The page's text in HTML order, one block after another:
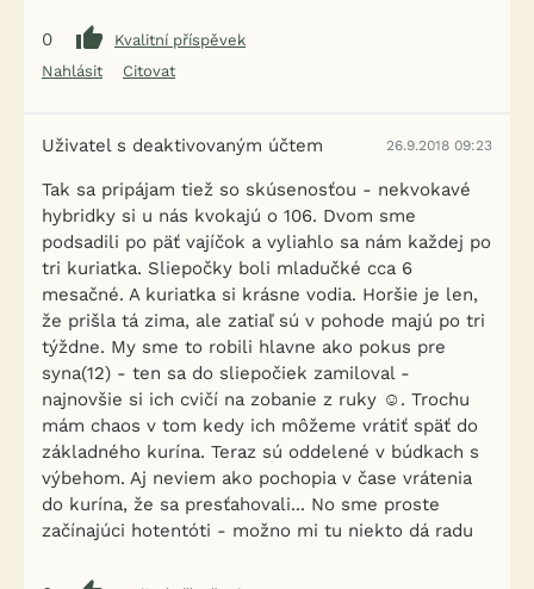
0
Kvalitní příspěvek
Nahlásit
Citovat
Uživatel s deaktivovaným účtem 26.9.2018 09:23
Tak sa pripájam tiež so skúsenosťou - nekvokavé
hybridky si u nás kvokajú o 106. Dvom sme
podsadili po päť vajíčok a vyliahlo sa nám každej po
tri kuriatka. Sliepočky boli mladučké cca 6
mesačné. A kuriatka si krásne vodia. Horšie je len,
že prišla tá zima, ale zatiaľ sú v pohode majú po tri
týždne. My sme to robili hlavne ako pokus pre
syna(12) - ten sa do sliepočiek zamiloval -
najnovšie si ich cvičí na zobanie z ruky ☺. Trochu
mám chaos v tom kedy ich môžeme vrátiť späť do
základného kurína. Teraz sú oddelené v búdkach s
výbehom. Aj neviem ako pochopia v čase vrátenia
do kurína, že sa presťahovali... No sme proste
začínajúci hotentóti - možno mi tu niekto dá radu